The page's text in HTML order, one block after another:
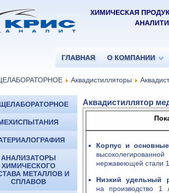
ХИМИЧЕСКАЯ
ГЛАВНАЯ О КОМПАНИИ
Аквадистилляторы
АНАЛИЗАТОРЫ
ХИМИЧЕСКОГО
МЕТАЛЛОВ И
СПЛАВОВ
Аквадистиллятор
Корпус и
нержавеющей стали
Низкий удельный
на производство 1